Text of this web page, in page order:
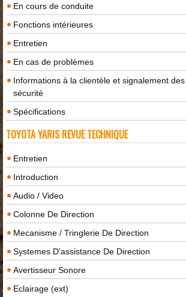
En cours de conduite
Fonctions intérieures
Entretien
En cas de problèmes
Informations à la clientèle et signalement
sécurité
Spécifications
TOYOTA YARIS REVUE TECHNIQUE
Entretien
Introduction
Audio / Video
Colonne De Direction
Mecanisme / Tringlerie De Direction
Systemes D'assistance De Direction
Avertisseur Sonore
Eclairage (ext)